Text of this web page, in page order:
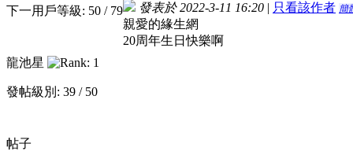
下一用戶等級: 50 / 79
龍池星
發帖級別: 39 / 50
帖子
發表於 2022-3-11 16:20 | 只看該作者 簡
親愛的緣生網
20周年生日快樂啊